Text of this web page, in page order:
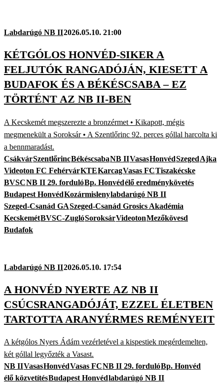
Labdarúgó NB II2026.05.10. 21:00
KÉTGÓLOS HONVÉD-SIKER A
FELJUTÓK RANGADÓJÁN, KIESETT A
BUDAFOK ÉS A BÉKÉSCSABA – EZ
TÖRTÉNT AZ NB II-BEN
A Kecskemét megszerezte a bronzérmet • Kikapott, mégis
megmenekült a Soroksár • A Szentlőrinc 92. perces góllal harcolta ki
a bennmaradást.
CsákvárSzentlőrincBékéscsabaNB IIVasasHonvédSzegedAjka
Videoton FC FehérvárKTEKarcagVasas FCTiszakécske
BVSCNB II 29. fordulóBp. Honvédélő eredménykövetés
Budapest HonvédKozármislenylabdarúgó NB II
Szeged-Csanád GASzeged-Csanád Grosics Akadémia
KecskemétBVSC-ZuglóSoroksárVideotonMezőkövesd
Budafok
Labdarúgó NB II2026.05.10. 17:54
A HONVÉD NYERTE AZ NB II
CSÚCSRANGADÓJÁT, EZZEL ÉLETBEN
TARTOTTA ARANYÉRMES REMÉNYEIT
A kétgólos Nyers Ádám vezérletével a kispestiek megérdemelten,
két góllal legyőzték a Vasast.
NB IIVasasHonvédVasas FCNB II 29. fordulóBp. Honvéd
élő közvetítésBudapest Honvédlabdarúgó NB II